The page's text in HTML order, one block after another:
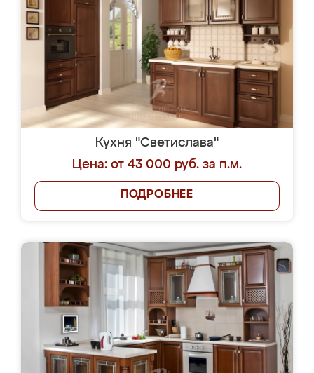
Кухня "Светислава"
Цена: от 43 000 руб. за п.м.
ПОДРОБНЕЕ